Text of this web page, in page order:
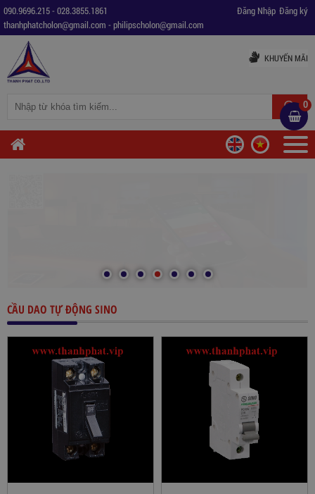
090.9696.215- 028.3855.1861
thanhphatcholon@gmail.com - philipscholon@gmail.com
Đăng ký
Đăng Nhập
KHUYẾN MÃI
0
CẦU DAO TỰ ĐỘNG SINO